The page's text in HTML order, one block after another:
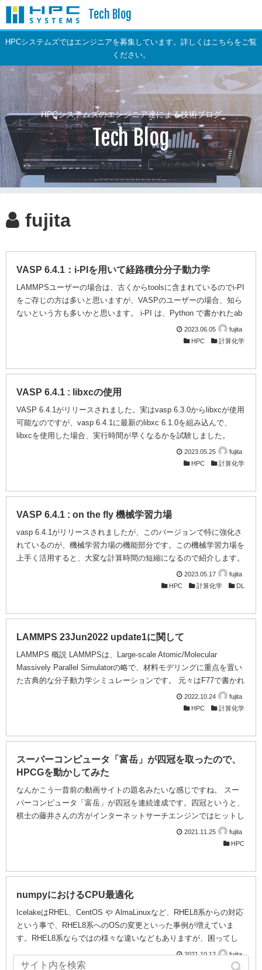
Tech Blog
HPCシステムズではエンジニアを募集しています。詳しくはこちらをご覧
ください。
HPCシステムズのエンジニア達による技術ブログ
Tech Blog
fujita
VASP 6.4.1：i-PIを用いて経路積分分子動力学
LAMMPSユーザーの場合は、古くからtoolsに含まれているのでi-PI
をご存じの方は多いと思いますが、VASPのユーザーの場合、知ら
ないという方も多いかと思います。 i-PI は、Python で書かれたab
initio 経路積分分子動力学(PIMD)の Python インターフェイスで
す。原子間の相互作用の ab-initio、機械学習、または力場ベースの
た。i-PI がサーバーとして機能し、位置エネルギー、力、および圧
力ビルアルの位置エネルギー部分の計算はi-...
2023.06.05
fujita
HPC
計算化学
VASP 6.4.1 : libxcの使用
VASP 6.4.1がリリースされました。実はvasp 6.3.0からlibxcが使用
可能なのですが、vasp 6.4.1に最新のlibxc 6.1.0を組み込んで、
libxcを使用した場合、実行時間が早くなるかを試験しました。
libxcに関しては、 をご参照下さい。 使い方は簡単で、インプット
(INCAR)で GGA=PA としている部分を GGA = LIBXC LIBXC1 =
て使用されます。VASPでの使い方等...
2023.05.25
fujita
HPC
計算化学
VASP 6.4.1 : on the fly 機械学習力場
vasp 6.4.1がリリースされましたが、このバージョンで特に強化さ
れているのが、機械学習力場の機能部分です。この機械学習力場を
上手く活用すると、大変な計算時間の短縮になるので紹介します。
機械学習力場というと、「力場で計算した結果は信用出来ない」と
か、「機械学習ならGPUが必要でしょ？高価なGPUは購入予定が
るのが大変で、その選定や差異などをチェックするところでとても
手間と計算リソースを消費する為、力場で計算する事で省力化可能
2023.05.17
fujita
HPC
計算化学 DL
LAMMPS 23Jun2022 update1に関して
LAMMPS 概説 LAMMPSは、Large-scale Atomic/Molecular
Massively Parallel Simulatorの略で、材料モデリングに重点を置い
た古典的な分子動力学シミュレーションです。 元々はF77で書かれ
ていました。LAMMPS 99がF77で、LAMMPS 2001がF90で書かれ
ていたバージョンです。とあるMPIの実装実験の時、手頃な負荷の
ープンソースでフリーである事から、特にスパコンで様々な実装実
験などに使われ...
2022.10.24
fujita
HPC
計算化学
スーパーコンピュータ「富岳」が四冠を取ったので、
HPCGを動かしてみた
なんかこう一昔前の動画サイトの題名みたいな感じですね。 スー
パーコンピュータ「富岳」が四冠を連続達成です。四冠というと、
棋士の藤井さんの方がインターネットサーチエンジンではヒットし
てしまうので、勝負飯のお店で「富岳」なんてお店があったのかな
んてまとめサイトに載せられそうにも思ったりしますが、まあ、勝
動かす機会も多いのですが、HPCGというのは何でしょう。 この
サイトがHPCGのホームページで、現在の最新バージョンは3.1で
2021.11.25
fujita
HPC
numpyにおけるCPU最適化
IcelakeはRHEL、CentOS や AlmaLinuxなど、RHEL8系からの対応
という事で、RHEL8系へのOSの変更といった事例が増えていま
す。RHEL8系ならではの様々な違いなどもありますが、困ってし
まうのがpythonの扱いです。RHEL8系はOSの管理用のpythonとユ
ーザー環境用のpythonが分れているなどの違いもありますが、
2021.10.12
fujita
HPC